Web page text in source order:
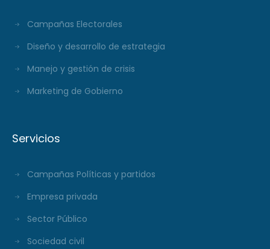
Campañas Electorales
Diseño y desarrollo de estrategia
Manejo y gestión de crisis
Marketing de Gobierno
Servicios
Campañas Políticas y partidos
Empresa privada
Sector Público
Sociedad civil